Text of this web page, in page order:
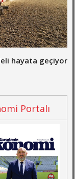
hayata geçiyor
Portalı